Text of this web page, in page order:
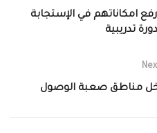
امكاناتهم في الإستجابة
تدريبية
مناطق صعبة الوصول